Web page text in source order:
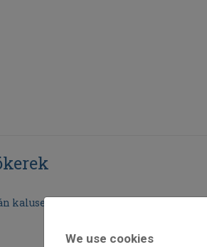
kaluser táncokról
We use cookies